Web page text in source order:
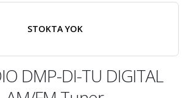
STOKTA YOK
DMP-DI-TU DIGITAL